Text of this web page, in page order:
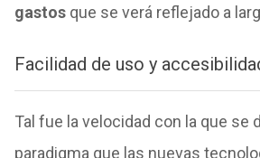
gastosque se verá reflejado a
Facilidad de uso y
Tal fue la velocidad con la que se
paradigma que las nuevas